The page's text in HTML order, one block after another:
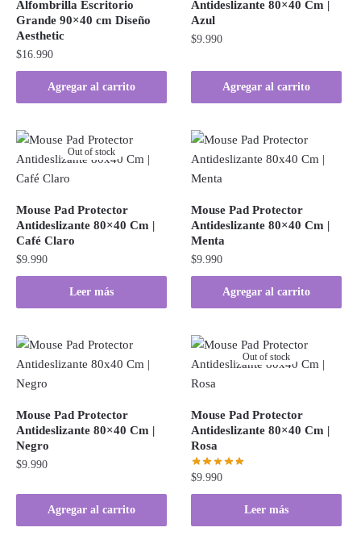
Alfombrilla Escritorio
Grande 90×40 cm Diseño
Aesthetic
$16.990
Agregar al carrito
Antideslizante 80×40 Cm |
Azul
$9.990
Agregar al carrito
Out of stock
Mouse Pad Protector
Antideslizante 80×40 Cm |
Café Claro
$9.990
Leer más
Mouse Pad Protector
Antideslizante 80×40 Cm |
Menta
$9.990
Agregar al carrito
Mouse Pad Protector
Antideslizante 80×40 Cm |
Negro
$9.990
Agregar al carrito
Out of stock
Mouse Pad Protector
Antideslizante 80×40 Cm |
Rosa
$9.990
Leer más